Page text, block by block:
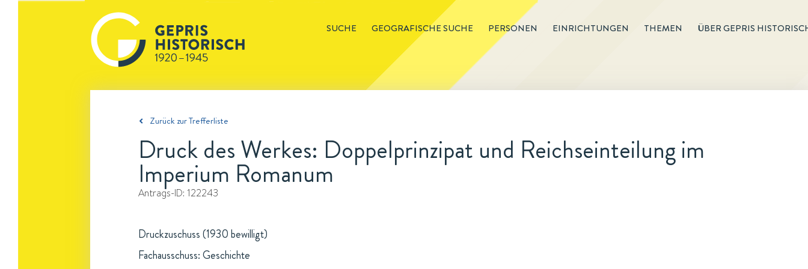
SUCHE GEOGRAFISCHE SUCHE PERSONEN EINRICHTUNGEN THEMEN ÜBER GEPRIS
Zurück zur Trefferliste
Druck des Werkes: Doppelprinzipat und Reichseinteilung im
Imperium Romanum
Antrags-ID: 122243
Druckzuschuss (1930 bewilligt)
Fachausschuss: Geschichte